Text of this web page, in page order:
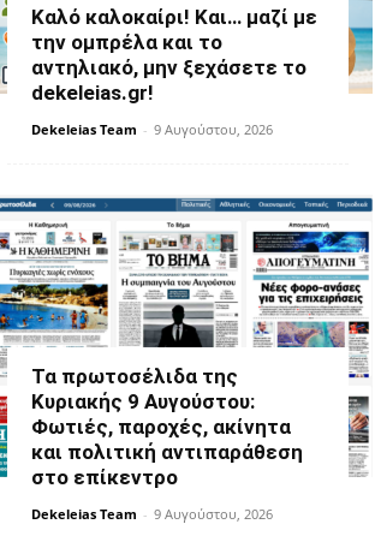
Καλό καλοκαίρι! Και… μαζί με
την ομπρέλα και το
αντηλιακό, μην ξεχάσετε το
dekeleias.gr!
Dekeleias Team - 9 Αυγούστου, 2026
Τα πρωτοσέλιδα της
Κυριακής 9 Αυγούστου:
Φωτιές, παροχές, ακίνητα
και πολιτική αντιπαράθεση
στο επίκεντρο
Dekeleias Team - 9 Αυγούστου, 2026